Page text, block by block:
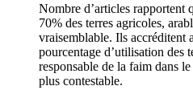
Nombre d’articles rapportent
70% des terres agricoles,
vraisemblable. Ils accréditent
pourcentage d’utilisation des
responsable de la faim dans
plus contestable.